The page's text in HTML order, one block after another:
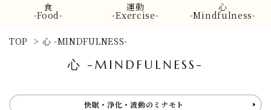
食
-Food-
運動
-Exercise-
心
-Mindfulness-
TOP > 心 -MINDFULNESS-
心 -MINDFULNESS-
快眠・浄化・波動のミナモト